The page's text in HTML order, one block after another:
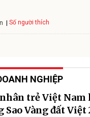
Số người thích
NGHIỆP
trẻ Việt Nam
Vàng đất Việt